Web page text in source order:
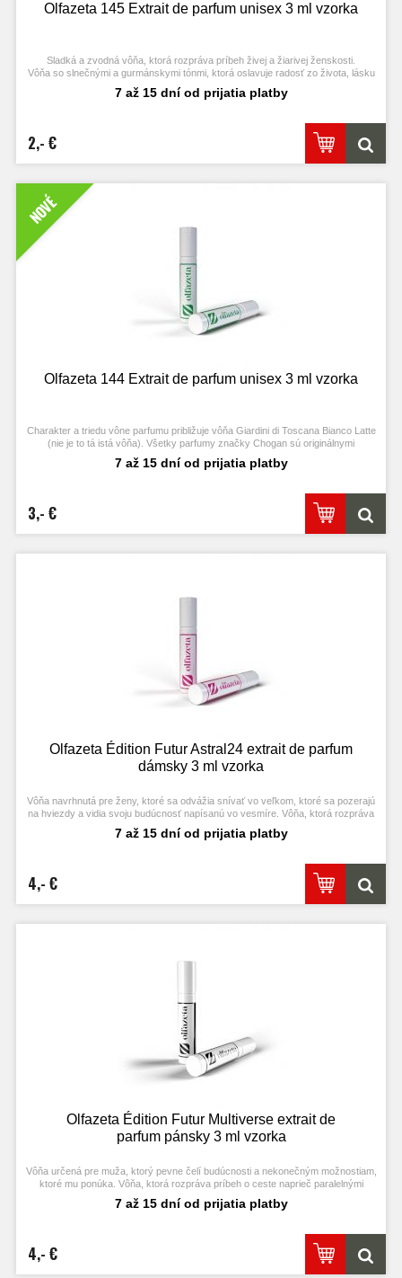
Olfazeta 145 Extrait de parfum unisex 3 ml vzorka
Sladká a zvodná vôňa, ktorá rozpráva príbeh živej a žiarivej ženskosti.
Vôňa so slnečnými a gurmánskymi tónmi, ktorá oslavuje radosť zo života, lásku
spájajúcu všetky bytosti a hlboké spojenie so svetom.
7 až 15 dní od prijatia platby
2,- €
NOVÉ
Olfazeta 144 Extrait de parfum unisex 3 ml vzorka
Charakter a triedu vône parfumu približuje vôňa Giardini di Toscana Bianco Latte
(nie je to tá istá vôňa). Všetky parfumy značky Chogan sú originálnymi
produktami výrobcu Chogan.
7 až 15 dní od prijatia platby
3,- €
Olfazeta Édition Futur Astral24 extrait de parfum
dámsky 3 ml vzorka
Vôňa navrhnutá pre ženy, ktoré sa odvážia snívať vo veľkom, ktoré sa pozerajú
na hviezdy a vidia svoju budúcnosť napísanú vo vesmíre. Vôňa, ktorá rozpráva
príbeh o medzihviezdnej ceste, inšpirovaná odvahou tých, ktoré prijímajú svoje
vlastné svetlo a vždy sa cítia byť súčasťou niečoho väčšieho.
7 až 15 dní od prijatia platby
4,- €
Olfazeta Édition Futur Multiverse extrait de
parfum pánsky 3 ml vzorka
Vôňa určená pre muža, ktorý pevne čelí budúcnosti a nekonečným možnostiam,
ktoré mu ponúka. Vôňa, ktorá rozpráva príbeh o ceste naprieč paralelnými
dimenziami, inšpirovaná odvahou tých, ktorí vyzývajú hranice reality a s
odvahou objavujú neznáme.
7 až 15 dní od prijatia platby
4,- €